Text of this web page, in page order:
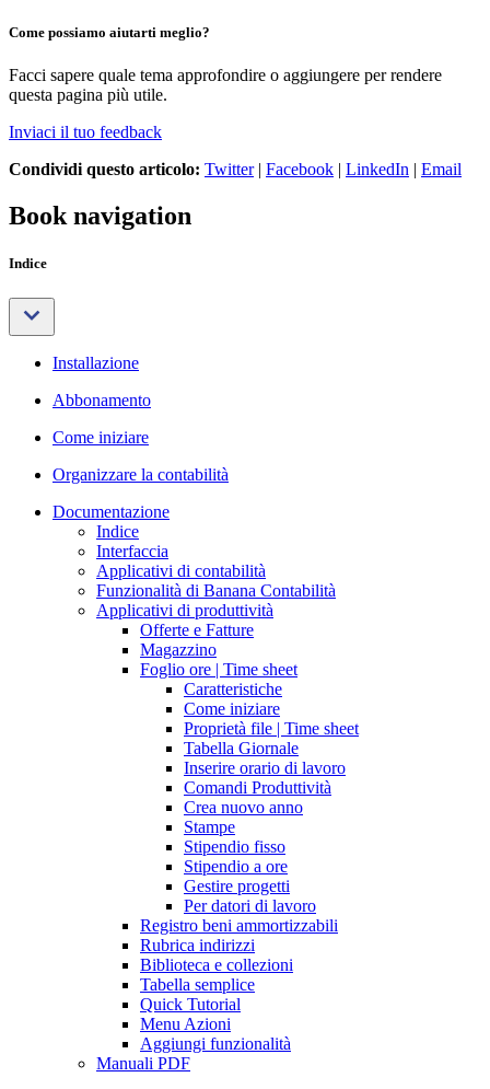
Come possiamo aiutarti meglio?
Facci sapere quale tema approfondire o aggiungere per rendere
questa pagina più utile.
Inviaci il tuo feedback
Condividi questo articolo: Twitter| Facebook | LinkedIn | Email
Book navigation
Indice
Installazione
Abbonamento
Come iniziare
Organizzare la contabilità
Documentazione
Indice
Interfaccia
Applicativi di contabilità
Funzionalità di Banana Contabilità
Applicativi di produttività
Offerte e Fatture
Magazzino
Foglio ore | Time sheet
Caratteristiche
Come iniziare
Proprietà file | Time sheet
Tabella Giornale
Inserire orario di lavoro
Comandi Produttività
Crea nuovo anno
Stampe
Stipendio fisso
Stipendio a ore
Gestire progetti
Per datori di lavoro
Registro beni ammortizzabili
Rubrica indirizzi
Biblioteca e collezioni
Tabella semplice
Quick Tutorial
Menu Azioni
Aggiungi funzionalità
Manuali PDF